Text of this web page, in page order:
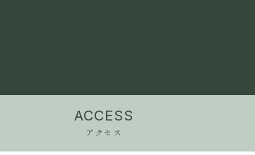
ACCESS
アクセス